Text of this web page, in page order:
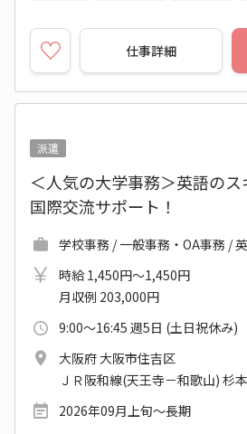
仕事詳細
派遣
＜人気の大学事務＞英語の
国際交流サポート！
学校事務 / 一般事務・OA事務 /
時給 1,450円～1,450円
月収例 203,000円
9:00～16:45 週5日 (土日祝休み)
大阪府 大阪市住吉区
ＪＲ阪和線(天王寺－和歌山) 杉
2026年09月上旬～長期